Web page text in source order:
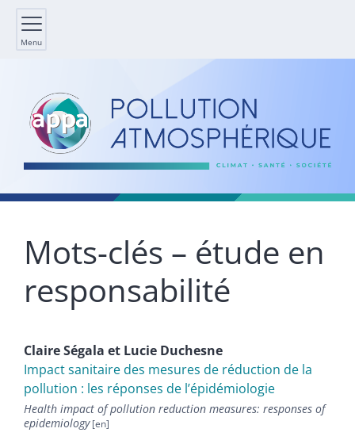
Menu
Mots-clés – étude en
responsabilité
ClaireSégala et Lucie Duchesne
Impact sanitaire des mesures de réduction de la
pollution : les réponses de l’épidémiologie
Health impact of pollution reduction measures: responses of
epidemiology